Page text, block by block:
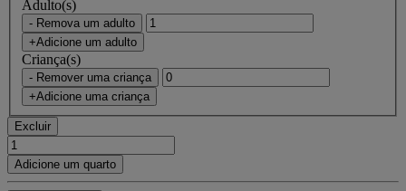
Adulto(s)
- Remova um adulto
+Adicione um adulto
Criança(s)
- Remover uma criança
+Adicione uma criança
Excluir
Adicione um quarto